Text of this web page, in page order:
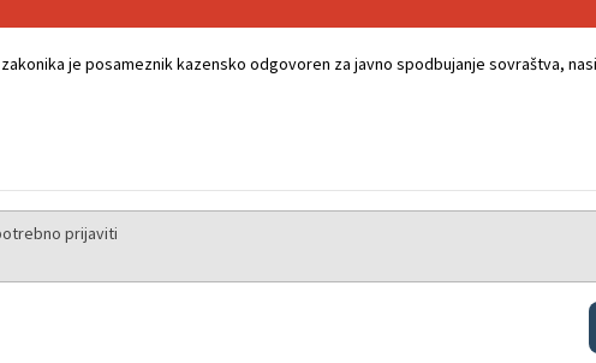
je posameznik kazensko odgovoren za javno spodbujanje sovraštva,